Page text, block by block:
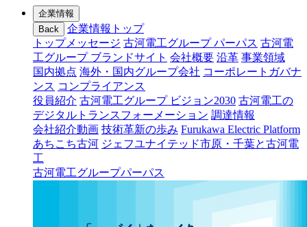
企業情報
Back
企業情報トップ
トップメッセージ 古河電工グループ パーパス 古河電
工グループ ブランドサイト 会社概要 沿革 事業領域
国内拠点 海外・国内グループ会社 コーポレートガバナ
ンス コンプライアンス
役員紹介 古河電工グループ ビジョン2030 古河電工の
デジタルトランスフォーメーション 調達情報
会社紹介動画 技術革新の歩み Furukawa Electric Platform
あちこち古河 ジェフユナイテッド市原・千葉と古河電
工
古河電工グループパーパス